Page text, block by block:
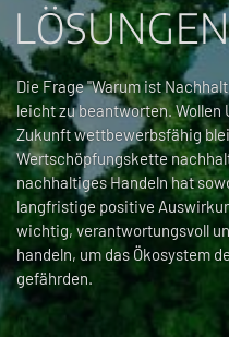
LÖSUNGEN
Die Frage "Warum ist
leicht zu beantworten. Wollen
Zukunft wettbewerbsfähig
Wertschöpfungskette
nachhaltiges Handeln hat
langfristige positive
wichtig, verantwortungsvoll
handeln, um das Ökosystem
gefährden.